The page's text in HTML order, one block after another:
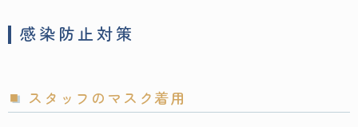
感染防止対策
スタッフのマスク着用